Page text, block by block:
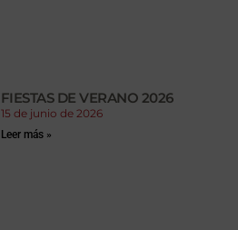
FIESTAS DE VERANO 2026
15 de junio de 2026
Leer más »